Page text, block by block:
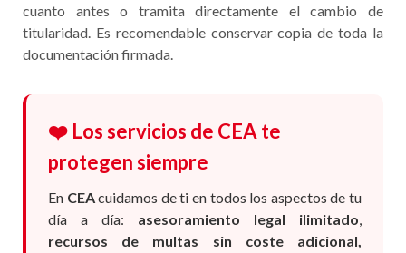
cuanto antes o tramita directamente el cambio de
titularidad. Es recomendable conservar copia de toda la
documentación firmada.
❤️ Los servicios de CEA te
protegen siempre
En CEAcuidamos de ti en todos los aspectos de tu
día a día: asesoramiento legal ilimitado
recursos de multas sin coste adicional,